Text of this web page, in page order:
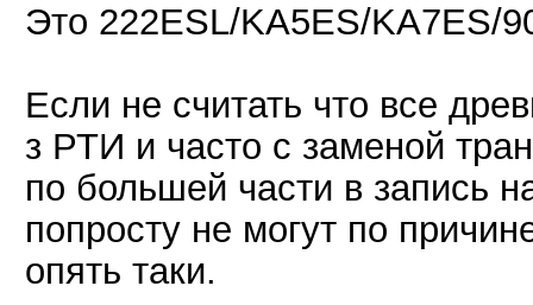
Это 222ESL/KA5ES/KA7ES/
Если не считать что все
з РТИ и часто с заменой
по большей части в запись
попросту не могут по
опять таки.